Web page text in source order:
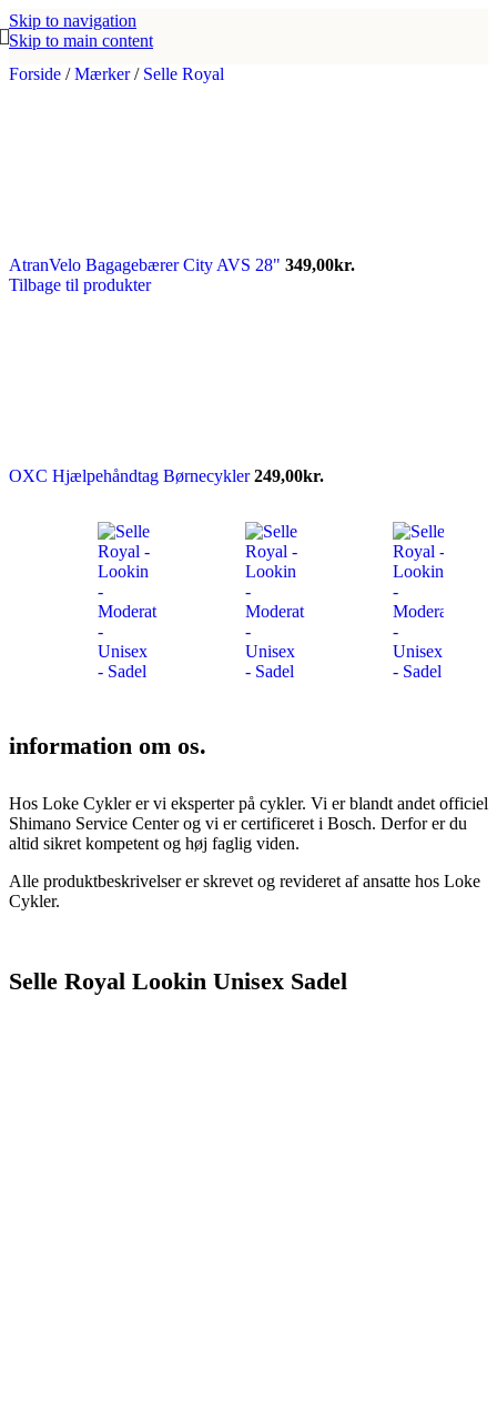
Skip to navigation
Skip to main content
Forside / Mærker/ Selle Royal
AtranVelo Bagagebærer City AVS 28" 349,00kr.
Tilbage til produkter
OXC Hjælpehåndtag Børnecykler249,00kr.
information om os.
Hos Loke Cykler er vi eksperter på cykler. Vi er blandt andet officiel
Shimano Service Center og vi er certificeret i Bosch. Derfor er du
altid sikret kompetent og høj faglig viden.
Alle produktbeskrivelser er skrevet og revideret af ansatte hos Loke
Cykler.
Selle Royal Lookin Unisex Sadel